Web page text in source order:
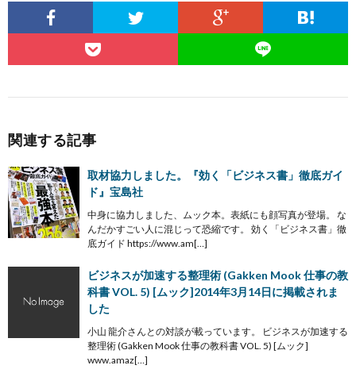
関連する記事
取材協力しました。『効く「ビジネス書」徹底ガイ
ド』宝島社
中身に協力しました、ムック本。表紙にも顔写真が登場。 な
んだかすごい人に混じって恐縮です。 効く「ビジネス書」徹
底ガイド https://www.am[…]
ビジネスが加速する整理術 (Gakken Mook 仕事の教
科書 VOL. 5) [ムック]2014年3月14日に掲載されま
した
小山 龍介さんとの対談が載っています。 ビジネスが加速する
整理術 (Gakken Mook 仕事の教科書 VOL. 5) [ムック]
www.amaz[…]